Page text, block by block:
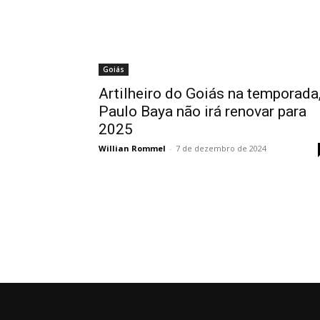
Goiás
Artilheiro do Goiás na
Paulo Baya não irá renovar para
2025
Willian Rommel - 7 de dezembro de 2024